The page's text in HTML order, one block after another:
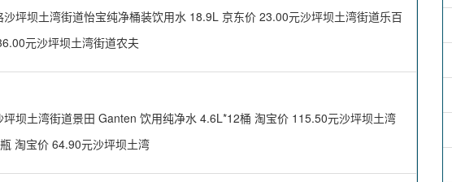
坪坝土湾街道怡宝纯净桶装饮用水 18.9L 京东价 23.00元沙坪坝土湾街道乐百
元沙坪坝土湾街道农夫
坝土湾街道景田 Ganten 饮用纯净水 4.6L*12桶 淘宝价 115.50元沙坪坝土湾
淘宝价 64.90元沙坪坝土湾